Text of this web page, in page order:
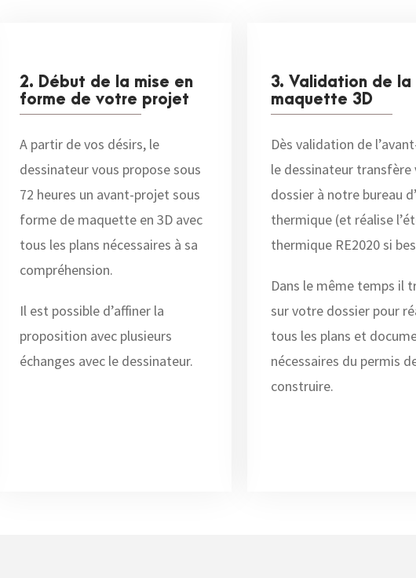
2. Début de la mise en
forme de votre projet
A partir de vos désirs, le
dessinateur vous propose sous
72 heures un avant-projet sous
forme de maquette en 3D avec
tous les plans nécessaires à sa
compréhension.
Il est possible d’affiner la
proposition avec plusieurs
échanges avec le dessinateur.
3. Validation de la
maquette 3D
Dès validation de
le dessinateur transfère
dossier à notre bureau
thermique (et réalise
thermique RE2020 si
Dans le même temps il
sur votre dossier pour
tous les plans et
nécessaires du permis
construire.